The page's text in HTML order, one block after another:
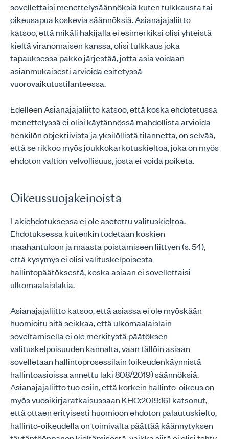
sovellettaisi menettelysäännöksiä kuten tulkkausta tai
oikeusapua koskevia säännöksiä. Asianajajaliitto
katsoo, että mikäli hakijalla ei esimerkiksi olisi yhteistä
kieltä viranomaisen kanssa, olisi tulkkaus joka
tapauksessa pakko järjestää, jotta asia voidaan
asianmukaisesti arvioida esitetyssä
vuorovaikutustilanteessa.
Edelleen Asianajajaliitto katsoo, että koska ehdotetussa
menettelyssä ei olisi käytännössä mahdollista arvioida
henkilön objektiivista ja yksilöllistä tilannetta, on selvää,
että se rikkoo myös joukkokarkotuskieltoa, joka on myös
ehdoton valtion velvollisuus, josta ei voida poiketa.
Oikeussuojakeinoista
Lakiehdotuksessa ei ole asetettu valituskieltoa.
Ehdotuksessa kuitenkin todetaan koskien
maahantuloon ja maasta poistamiseen liittyen (s. 54),
että kysymys ei olisi valituskelpoisesta
hallintopäätöksestä, koska asiaan ei sovellettaisi
ulkomaalaislakia.
Asianajajaliitto katsoo, että asiassa ei ole myöskään
huomioitu sitä seikkaa, että ulkomaalaislain
soveltamisella ei ole merkitystä päätöksen
valituskelpoisuuden kannalta, vaan tällöin asiaan
sovelletaan hallintoprosessilain (oikeudenkäynnistä
hallintoasioissa annettu laki 808/2019) säännöksiä.
Asianajajaliitto tuo esiin, että korkein hallinto-oikeus on
myös vuosikirjaratkaisussaan KHO:2019:161 katsonut,
että ottaen erityisesti huomioon ehdoton palautuskielto,
hallinto-oikeudella on toimivalta päättää käännytyksen